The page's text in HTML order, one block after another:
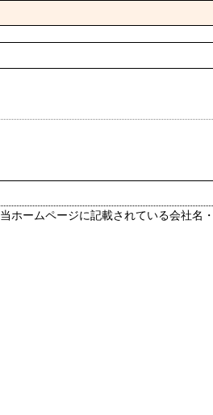
当ホームページに記載されている会社名